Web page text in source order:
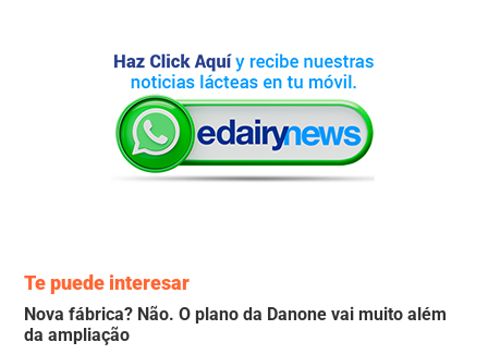
Te puede interesar
Nova fábrica? Não. O plano da Danone vai muito além
da ampliação